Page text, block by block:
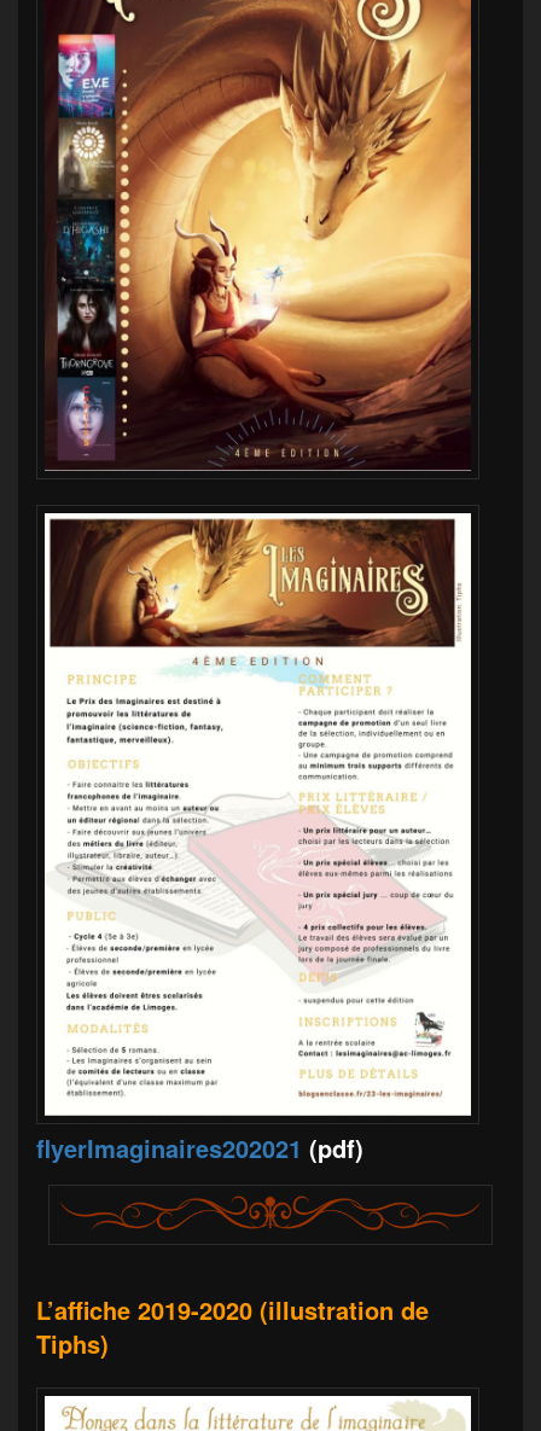
flyerImaginaires202021 (pdf)
L’affiche 2019-2020 (illustration de
Tiphs)